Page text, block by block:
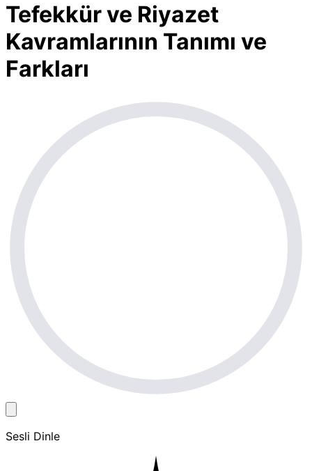
Tefekkür ve Riyazet
Kavramlarının Tanımı ve
Farkları
Sesli Dinle